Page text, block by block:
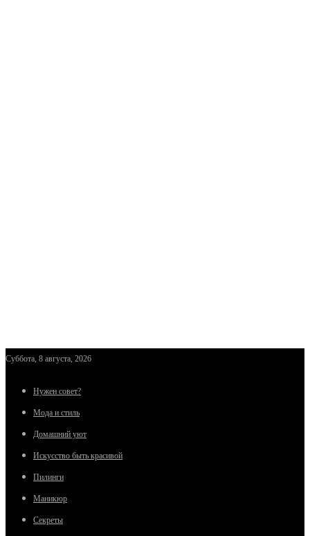
Суббота, 8 августа, 2026
Нужен совет?
Мода и стиль
Домашний уют
Искусство быть красивой
Пилинги
Маникюр
Секреты